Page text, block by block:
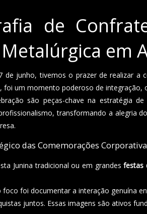
de
em
de junho, tivemos o prazer de realizar a
foi um momento poderoso de integração,
são peças-chave na estratégia
transformando a alegria
das Comemorações
Junina tradicional ou em grandesfestas
foco foi documentar a interação genuína
juntos. Essas imagens são ativos